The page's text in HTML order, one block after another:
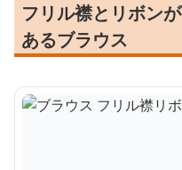
フリル襟とリボン
あるブラウス